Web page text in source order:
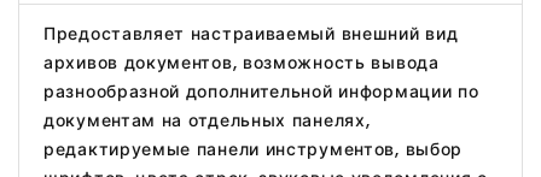
Предоставляет настраиваемый внешний вид
архивов документов, возможность вывода
разнообразной дополнительной информации по
документам на отдельных панелях,
редактируемые панели инструментов, выбор